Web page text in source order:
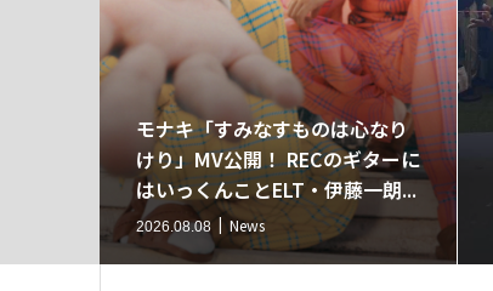
モナキ「すみなすものは心なり
けり」MV公開！ RECのギターに
はいっくんことELT・伊藤一朗...
2026.08.08 News